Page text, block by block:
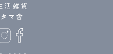
活雑貨
マ舎